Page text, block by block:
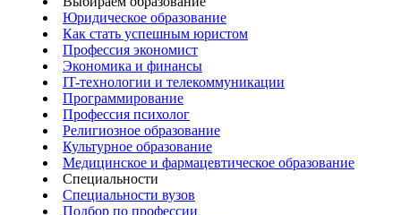
Юридическое образование
Как стать успешным юристом
Профессия экономист
Экономика и финансы
IT-технологии и телекоммуникации
Программирование
Профессия психолог
Религиозное образование
Культурное образование
Медицинское и фармацевтическое образование
Специальности
Специальности вузов
Подбор по профессии